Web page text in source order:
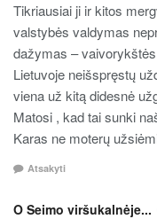
Tikriausiai ji ir kitos
valstybės valdymas
dažymas –
Lietuvoje neišspręstų
viena už kitą didesnė
Matosi , kad tai sunki
Karas ne moterų
Atsakyti
O Seimo viršukalnėje...